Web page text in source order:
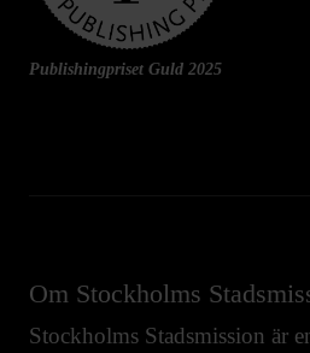
Publishingpriset Guld 2025
Om Stockholms
Stockholms Stadsmission är